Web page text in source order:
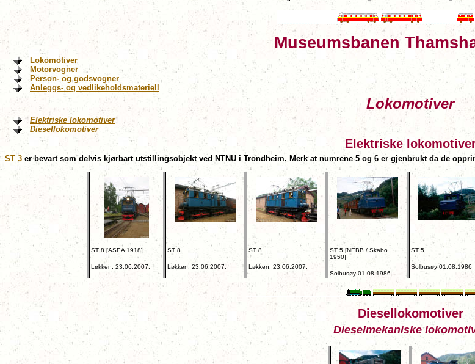
Museumsbanen
Lokomotiver
Motorvogner
Person- og godsvogner
Anleggs- og vedlikeholdsmateriell
Lokomotiver
Elektriske lokomotiver
Diesellokomotiver
Elektriske
ST 3 er bevart som delvis kjørbart utstillingsobjekt ved NTNU i Trondheim. Merk at numrene 5 og 6 er gjenbrukt da de
ST 8 [ASEA 1918]
Løkken, 23.06.2007.
ST 8
Løkken, 23.06.2007.
ST 8
Løkken, 23.06.2007.
ST 5 [NEBB / Skabo
1950]
Solbusøy 01.08.1986
ST 5
Solbusøy 01.08.1986
Diesellokomotiver
Dieselmekaniske